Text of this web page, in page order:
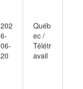
202
6-
06-
20
Québ
ec /
Télétr
avail